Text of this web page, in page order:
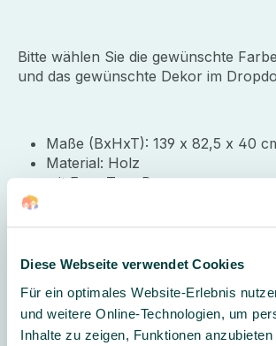
Diese Webseite verwendet Cookies
Für ein optimales Website-Erlebnis
und weitere Online-Technologien, um
Inhalte zu zeigen, Funktionen
Bitte wählen Sie die gewünschte
und das gewünschte Dekor im
Maße (BxHxT): 139 x 82,5 x 40
Material: Holz
mit Ergo Tray Boxen
Farben: blau, grün, rot, gelb,
melaminharzbeschichtet